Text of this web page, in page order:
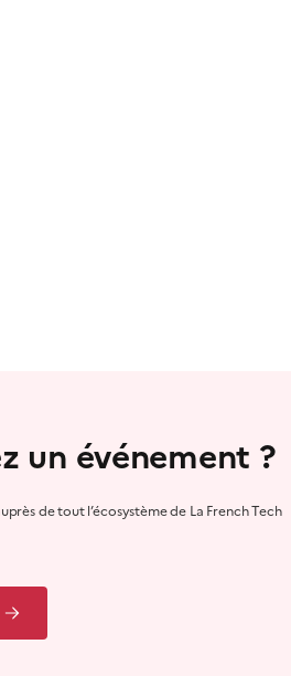
un événement ?
de tout l’écosystème de La French Tech